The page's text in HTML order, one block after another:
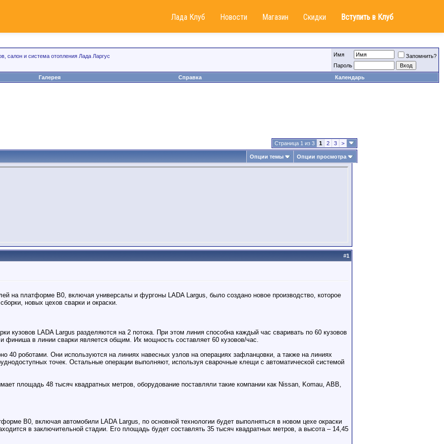
Лада Клуб Новости Магазин Скидки Вступить в Клуб
салон и система отопления Лада Ларгус Имя
Запомнить?
Пароль
Галерея Справка Календарь
Страница 1 из 3 1 2 3 >
Опции темы Опции просмотра
#1
на платформе B0, включая универсалы и фургоны LADA Largus, было создано новое производство, которое
новых цехов сварки и окраски.
кузовов LADA Largus разделяются на 2 потока. При этом линия способна каждый час сваривать по 60 кузовов
финиша в линии сварки является общим. Их мощность составляет 60 кузовов/час.
40 роботами. Они используются на линиях навесных узлов на операциях зафланцовки, а также на линиях
точек. Остальные операции выполняют, используя сварочные клещи с автоматической системой
площадь 48 тысяч квадратных метров, оборудование поставляли такие компании как Nissan, Komau, ABB,
В0, включая автомобили LADA Largus, по основной технологии будет выполняться в новом цехе окраски
в заключительной стадии. Его площадь будет составлять 35 тысяч квадратных метров, а высота – 14,45